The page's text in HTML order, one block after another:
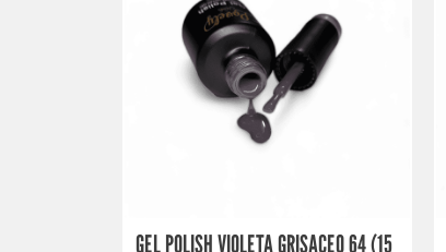
GEL POLISH VIOLETA GRISACEO 64 (15